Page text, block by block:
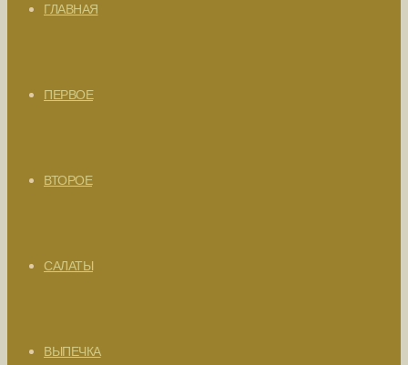
ГЛАВНАЯ
ПЕРВОЕ
ВТОРОЕ
САЛАТЫ
ВЫПЕЧКА